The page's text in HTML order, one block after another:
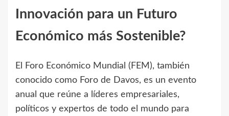
Innovación para un Futuro
Económico más Sostenible?
El Foro Económico Mundial (FEM), también
conocido como Foro de Davos, es un evento
anual que reúne a líderes empresariales,
políticos y expertos de todo el mundo para